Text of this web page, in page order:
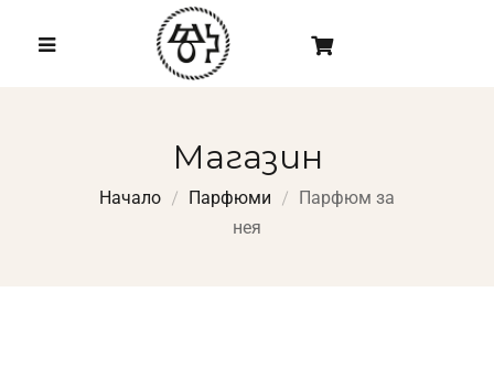
Магазин
Начало Парфюми
Парфюм за
нея